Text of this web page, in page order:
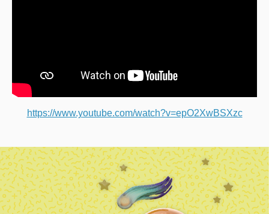
https://www.youtube.com/watch?v=epO2XwBSXzc